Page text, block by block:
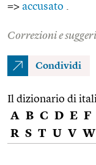
=> accusato
Correzioni e
Condividi
Il dizionario di
A B C D E F
R S T U V W